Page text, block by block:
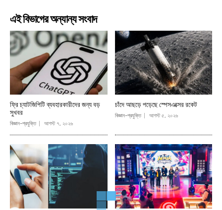
এই বিভাগের অন্যান্য সংবাদ
ফ্রি চ্যাটজিপিটি ব্যবহারকারীদের জন্য বড়
সুখবর
বিজ্ঞান-প্রযুক্তি আগস্ট ৭, ২০২৬
চাঁদে আছড়ে পড়েছে স্পেসএক্সের রকেট
বিজ্ঞান-প্রযুক্তি আগস্ট ৫, ২০২৬